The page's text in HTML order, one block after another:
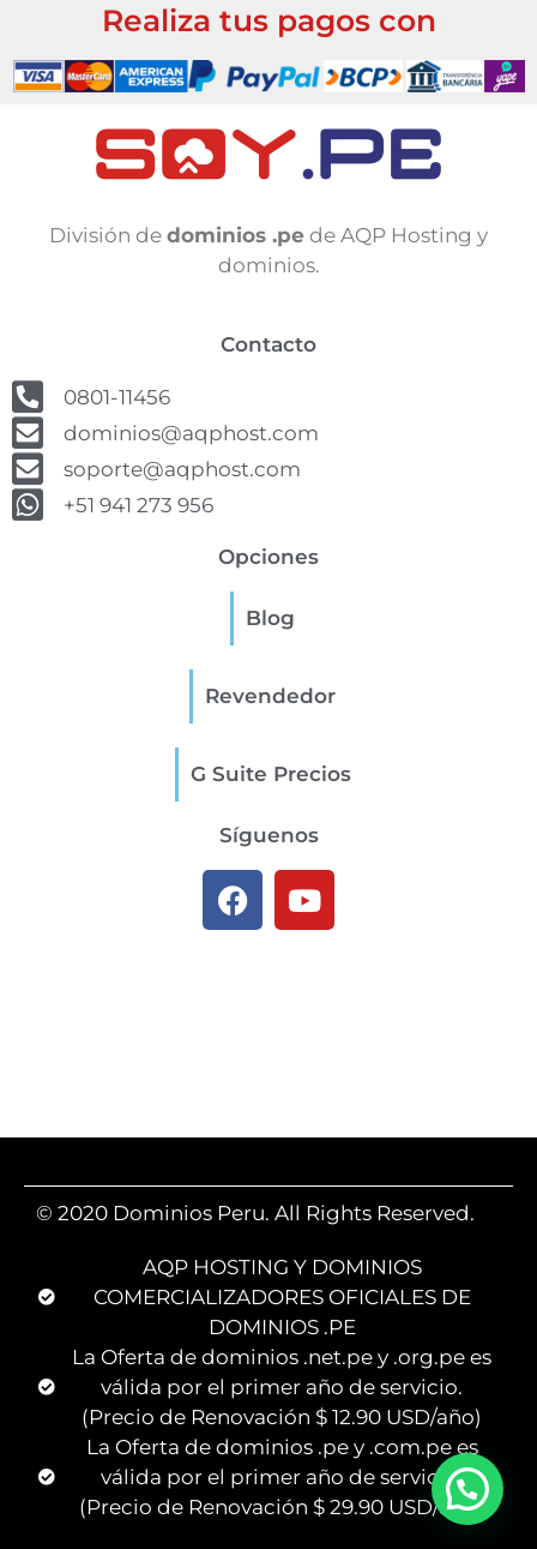
Realiza tus pagos con
División de dominios .pe de AQP Hosting y
dominios.
Contacto
0801-11456
dominios@aqphost.com
soporte@aqphost.com
+51 941 273 956
Opciones
Blog
Revendedor
G Suite Precios
Síguenos
© 2020 Dominios Peru. All Rights Reserved.
AQP HOSTING Y DOMINIOS
COMERCIALIZADORES OFICIALES DE
DOMINIOS .PE
La Oferta de dominios .net.pe y .org.pe es
válida por el primer año de servicio.
(Precio de Renovación $ 12.90 USD/año)
La Oferta de dominios .pe y .com.pe es
válida por el primer año de servicio.
(Precio de Renovación $ 29.90 USD/año)